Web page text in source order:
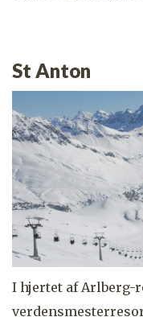
St Anton
I hjertet af Arlberg-